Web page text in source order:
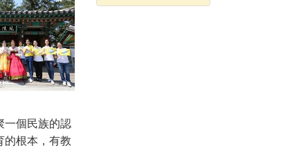
一個民族的認
的根本，有教